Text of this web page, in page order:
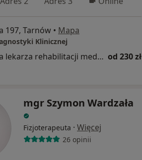
197, Tarnów • Mapa
Klinicznej
Konsultacja lekarza rehabilitacji medycznej od 230 zł
mgr Szymon Wardzała
Fizjoterapeuta · Więcej
26 opinii